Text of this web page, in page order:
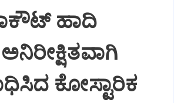
ಹಾದಿ
ಕೋಸ್ಟಾರಿಕ